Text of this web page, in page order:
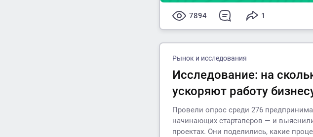
7894 1
Рынок и исследования
Исследование: на
ускоряют работу
Провели опрос среди 276
начинающих стартаперов — и
проектах. Они поделились, какие